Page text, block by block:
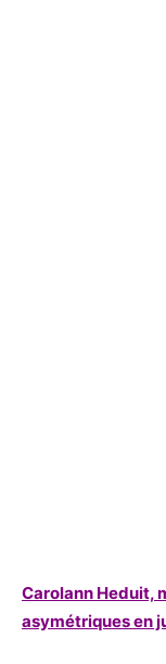
Carolann Heduit,
asymétriques en